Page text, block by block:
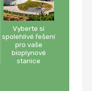
Vyberte si
spolehlivé řešení
pro vaše
bioplynové
stanice